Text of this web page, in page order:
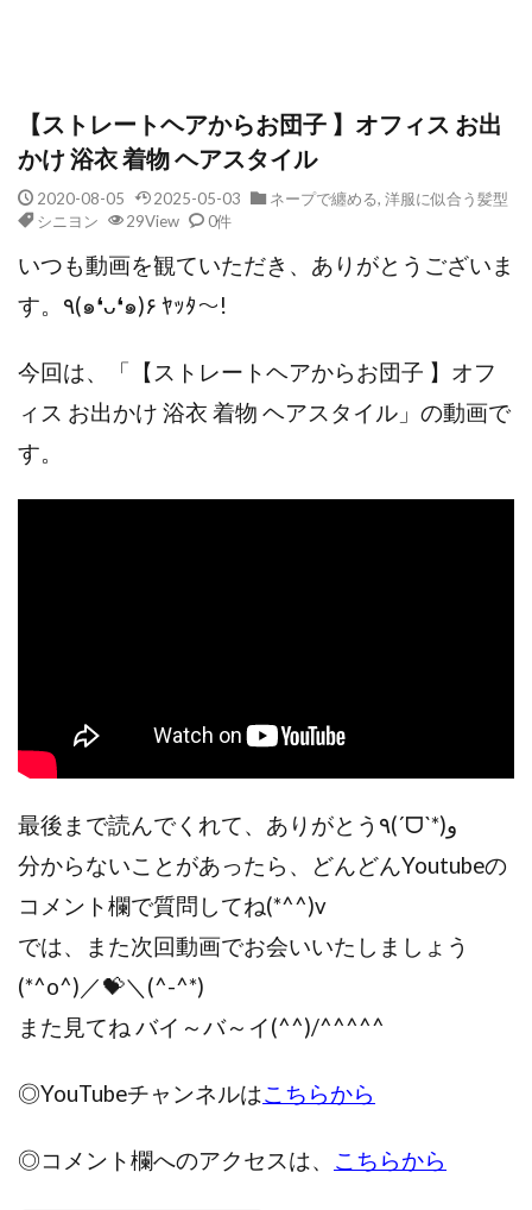
【ストレートヘアからお団子 】オフィス お出
かけ 浴衣 着物 ヘアスタイル
2020-08-05 2025-05-03 ネープで纏める, 洋服に似合う髪型
シニヨン
29View 0件
いつも動画を観ていただき、ありがとうございま
す。٩(๑❛ᴗ❛๑)۶ ﾔｯﾀ～!
今回は、「【ストレートヘアからお団子 】オフ
ィス お出かけ 浴衣 着物 ヘアスタイル」の動画で
す。
最後まで読んでくれて、ありがとう٩(ˊᗜˋ*)و
分からないことがあったら、どんどんYoutubeの
コメント欄で質問してね(*^^)v
では、また次回動画でお会いいたしましょう
(*^o^)／💝＼(^-^*)
また見てね バイ～バ～イ(^^)/^^^^^
◎YouTubeチャンネルはこちらから
◎コメント欄へのアクセスは、 こちらから